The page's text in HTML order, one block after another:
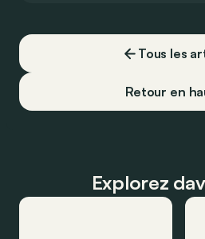
Tous les
Retour en
Explorez